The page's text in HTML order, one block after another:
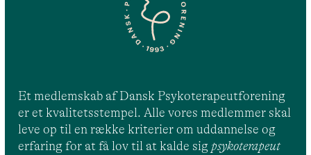
Et medlemskab af Dansk Psykoterapeutforening
er et kvalitetsstempel. Alle vores medlemmer skal
leve op til en række kriterier om uddannelse og
erfaring for at få lov til at kalde sig psykoterapeut